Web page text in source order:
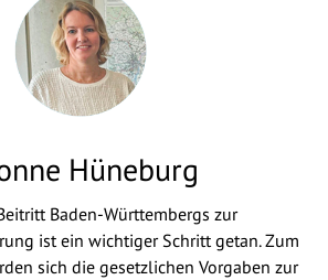
Hüneburg
Baden-Württembergs zur
ist ein wichtiger Schritt getan. Zum
sich die gesetzlichen Vorgaben zur